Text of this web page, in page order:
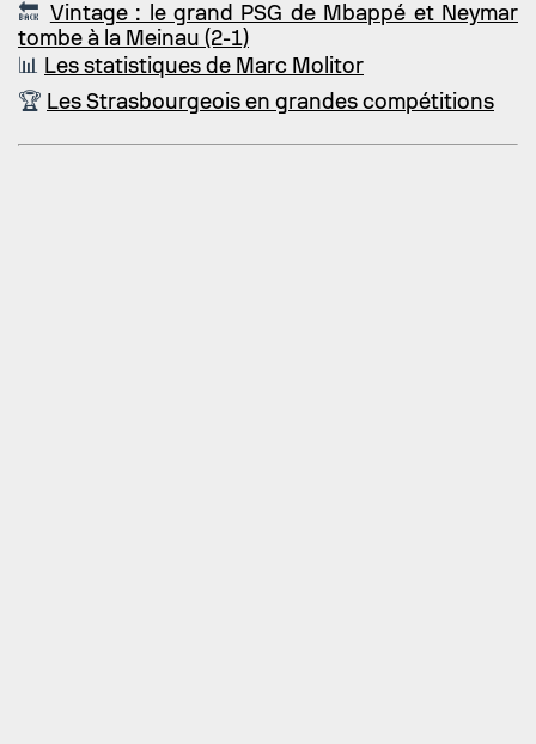
🔙 Vintage : le grand PSG de Mbappé et Neymar
tombe à la Meinau (2-1)
📊 Les statistiques de Marc Molitor
🏆 Les Strasbourgeois en grandes compétitions